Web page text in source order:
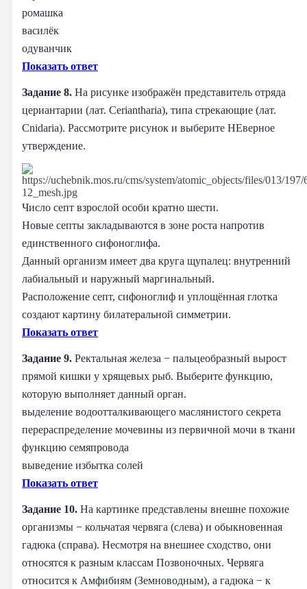
ромашка
василёк
одуванчик
Показать ответ
Задание 8. На рисунке изображён представитель отряда
цериантарии (лат. Ceriantharia), типа стрекающие (лат.
Cnidaria). Рассмотрите рисунок и выберите НЕверное
утверждение.
Число септ взрослой особи кратно шести.
Новые септы закладываются в зоне роста напротив
единственного сифоноглифа.
Данный организм имеет два круга щупалец: внутренний
лабиальный и наружный маргинальный.
Расположение септ, сифоноглиф и уплощённая глотка
создают картину билатеральной симметрии.
Показать ответ
Задание 9. Ректальная железа − пальцеобразный вырост
прямой кишки у хрящевых рыб. Выберите функцию,
которую выполняет данный орган.
выделение водоотталкивающего маслянистого секрета
перераспределение мочевины из первичной мочи в ткани
функцию семяпровода
выведение избытка солей
Показать ответ
Задание 10. На картинке представлены внешне похожие
организмы − кольчатая червяга (слева) и обыкновенная
гадюка (справа). Несмотря на внешнее сходство, они
относятся к разным классам Позвоночных. Червяга
относится к Амфибиям (Земноводным), а гадюка − к